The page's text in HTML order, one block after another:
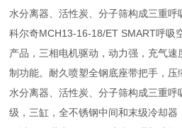
水分离器、活性炭、分子筛构成三重呼
科尔奇MCH13-16-18/ET SMART呼吸
产品，三相电机驱动，动力强，充气
制功能。耐久喷塑全钢底座带把手，
水分离器、活性炭、分子筛构成三重
级，三缸，全不锈钢中间和末级冷却